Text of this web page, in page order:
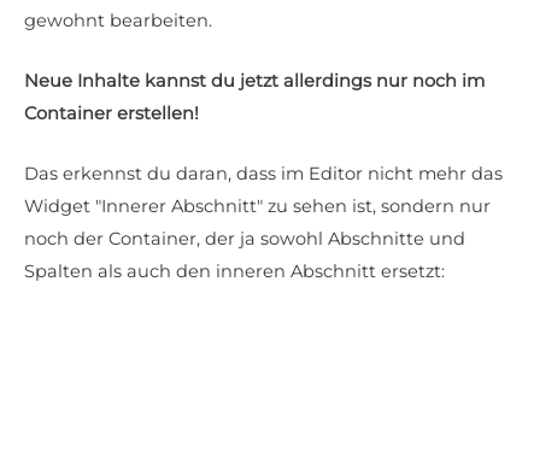
gewohnt bearbeiten.
Neue Inhalte kannst du jetzt allerdings nur noch im
Container erstellen!
Das erkennst du daran, dass im Editor nicht mehr das
Widget "Innerer Abschnitt" zu sehen ist, sondern nur
noch der Container, der ja sowohl Abschnitte und
Spalten als auch den inneren Abschnitt ersetzt: